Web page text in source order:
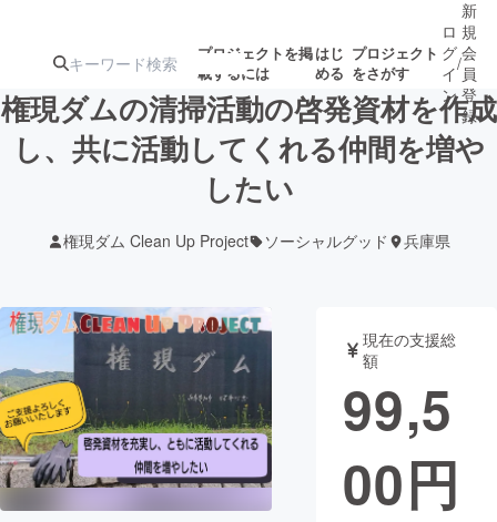
プロジェクトを掲
載するには
はじ
める
プロジェクト
をさがす
注目の新着プロ募集終了が近いプ
テクノロジー・ガジェット
映像・映画 書籍・雑誌
ビジネス・起業 チャレンジ
ロ
グ
イ
ン
/
新
規
会
員
登
録
権現ダムの清掃活動の啓発資材を作成
し、共に活動してくれる仲間を増や
したい
権現ダム Clean Up Project ソーシャルグッド 兵庫県
現在の支援総
額
99,5
00円